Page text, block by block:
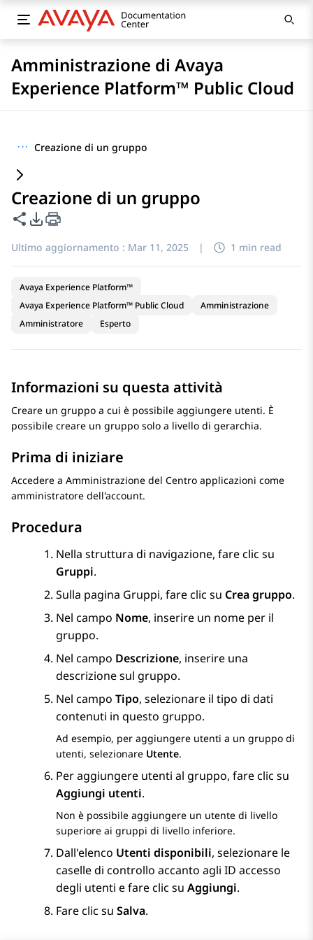
Amministrazione di Avaya
Experience Platform™ Public Cloud
··· Creazione di un gruppo
Creazione di un gruppo
Condividi questa pagina
Opzioni di esportazione PDF
Ultimo aggiornamento : Mar 11, 2025 | 1 min read
Avaya Experience Platform™
Avaya Experience Platform™ Public Cloud
Amministrazione
Amministratore
Esperto
Informazioni su questa attività
Creare un gruppo a cui è possibile aggiungere utenti. È
possibile creare un gruppo solo a livello di gerarchia.
Prima di iniziare
Accedere a Amministrazione del Centro applicazioni come
amministratore dell'account.
Procedura
Nella struttura di navigazione, fare clic su
Gruppi.
Sulla pagina Gruppi, fare clic su Crea gruppo.
Nel campo Nome, inserire un nome per il
gruppo.
Nel campo Descrizione, inserire una
descrizione sul gruppo.
Nel campo Tipo, selezionare il tipo di dati
contenuti in questo gruppo.
Ad esempio, per aggiungere utenti a un gruppo di
utenti, selezionare Utente.
Per aggiungere utenti al gruppo, fare clic su
Aggiungi utenti.
Non è possibile aggiungere un utente di livello
superiore ai gruppi di livello inferiore.
Dall'elenco Utenti disponibili, selezionare le
caselle di controllo accanto agli ID accesso
degli utenti e fare clic su Aggiungi.
Fare clic su Salva.